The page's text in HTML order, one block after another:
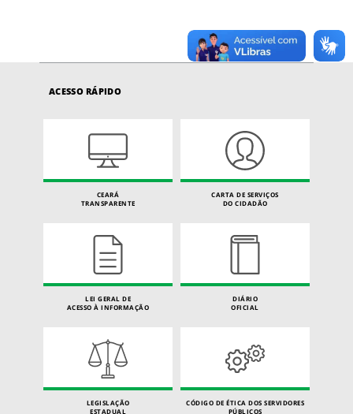
ACESSO RÁPIDO
CEARÁ
TRANSPARENTE
CARTA DE SERVIÇOS
DO CIDADÃO
LEI GERAL DE
ACESSO À INFORMAÇÃO
DIÁRIO
OFICIAL
LEGISLAÇÃO
ESTADUAL
CÓDIGO DE ÉTICA DOS SERVIDORES
PÚBLICOS